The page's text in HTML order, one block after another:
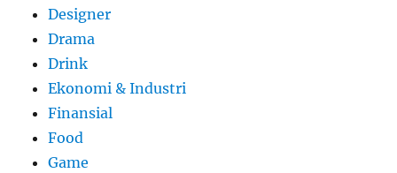
Designer
Drama
Drink
Ekonomi & Industri
Finansial
Food
Game